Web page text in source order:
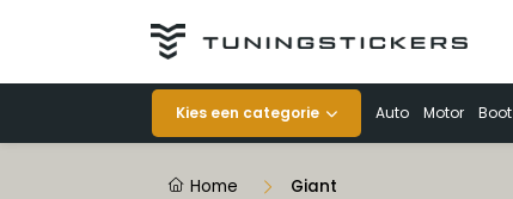
Kies een categorie Auto Motor Boot
Categorieën
Home Giant